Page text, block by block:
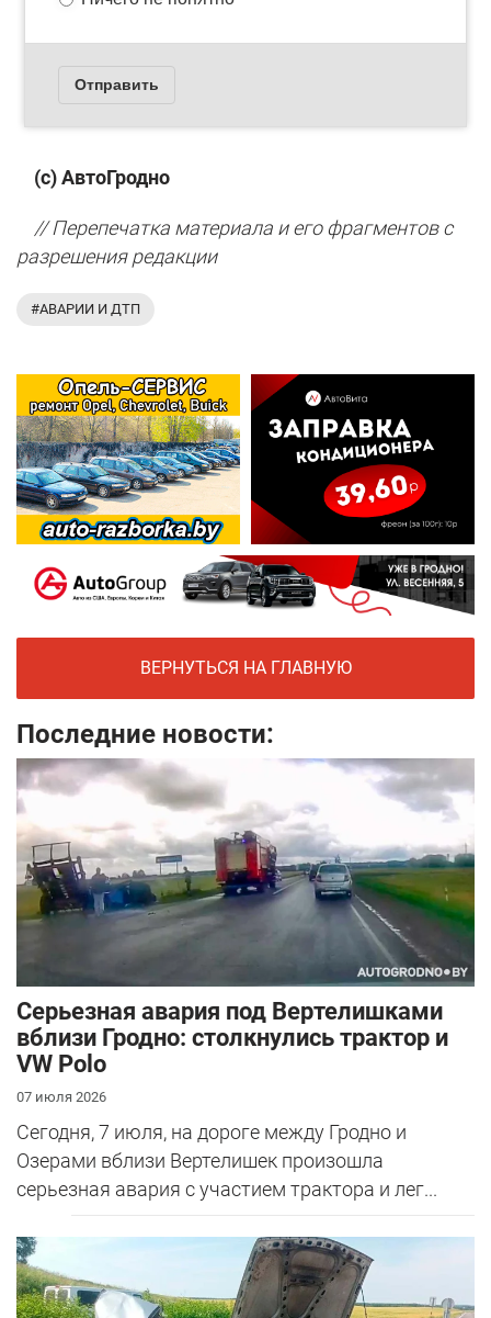
(с) АвтоГродно
// Перепечатка материала и его фрагментов с
разрешения редакции
#АВАРИИ И ДТП
ВЕРНУТЬСЯ НА ГЛАВНУЮ
Последние новости:
Серьезная авария под Вертелишками
вблизи Гродно: столкнулись трактор и
VW Polo
07 июля 2026
Сегодня, 7 июля, на дороге между Гродно и
Озерами вблизи Вертелишек произошла
серьезная авария с участием трактора и лег...